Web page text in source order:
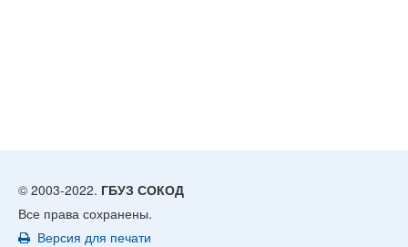
© 2003-2022. ГБУЗ СОКОД
Все права сохранены.
Версия для печати